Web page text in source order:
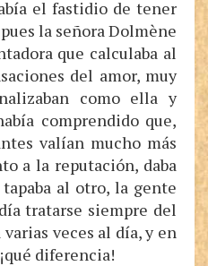
el fastidio de tener
la señora Dolmène
que calculaba al
del amor, muy
como ella y
comprendido que,
valían mucho más
a la reputación, daba
al otro, la gente
tratarse siempre del
veces al día, y en
diferencia!